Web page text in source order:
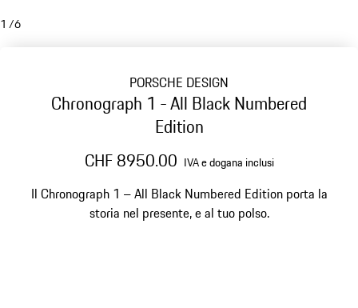
1 /6
PORSCHE DESIGN
Chronograph 1 - All Black Numbered
Edition
CHF 8950.00 IVA e dogana inclusi
Il Chronograph 1 – All Black Numbered Edition porta la
storia nel presente, e al tuo polso.